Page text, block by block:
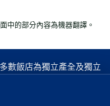
中的部分內容為機器翻譯。
數飯店為獨立產全及獨立